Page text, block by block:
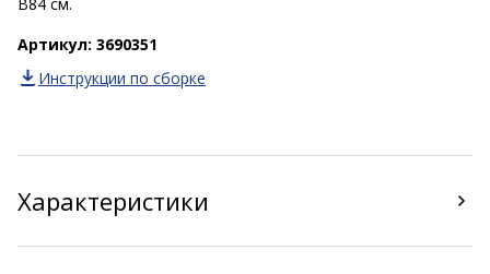
Артикул: 3690351
Инструкции по сборке
Характеристики